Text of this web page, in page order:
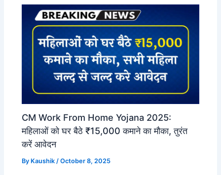
CM Work From Home Yojana 2025:
महिलाओं को घर बैठे ₹15,000 कमाने का मौका, तुरंत
करें आवेदन
By Kaushik/October 8, 2025